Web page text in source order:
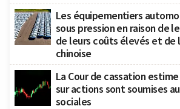
Les équipementiers
sous pression en raison de
de leurs coûts élevés et de
chinoise
La Cour de cassation
sur actions sont soumises
sociales